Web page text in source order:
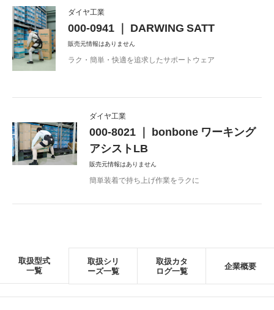
ダイヤ工業
000-0941 ｜ DARWING SATT
販売元情報はありません
ラク・簡単・快適を追求したサポートウェア
ダイヤ工業
000-8021 ｜ bonbone ワーキング
アシストLB
販売元情報はありません
簡単装着で持ち上げ作業をラクに
取扱型式
一覧
取扱シリ
ーズ一覧
取扱カタ
ログ一覧
企業概要